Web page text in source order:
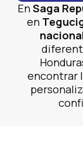
EnSaga
en
encontrar